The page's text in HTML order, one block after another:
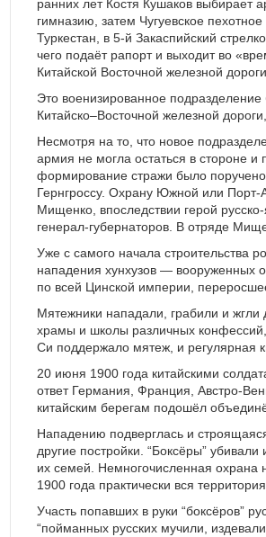
ранних лет Костя Кушаков выбирает
гимназию, затем Чугуевское
Туркестан, в 5-й Закаспийский
чего подаёт рапорт и выходит во
Китайской Восточной железной
Это военизированное
Китайско–Восточной железной
Несмотря на то, что новое
армия не могла остаться в стороне
формирование стражи было
Гернгроссу. Охрану Южной или
Мищенко, впоследствии герой
генерал-губернаторов. В отряде
Уже с самого начала строительства
нападения хунхузов — вооруженных
по всей Цинской империи,
Мятежники нападали, грабили и
храмы и школы различных
Си поддержало мятеж, и регулярная
20 июня 1900 года китайскими
ответ Германия, Франция, Австро-
китайским берегам подошёл
Нападению подверглась и
другие постройки. “Боксёры”
их семей. Немногочисленная охрана
1900 года практически вся
Участь попавших в руки “боксёров”
“пойманных русских мучили,